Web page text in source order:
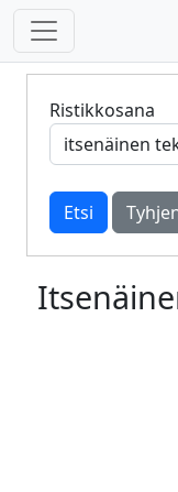
Ristikkosana